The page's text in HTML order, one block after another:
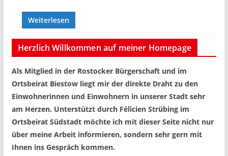
Weiterlesen
Herzlich Willkommen auf meiner Homepage
Als Mitglied in der Rostocker Bürgerschaft und im
Ortsbeirat Biestow liegt mir der direkte Draht zu den
Einwohnerinnen und Einwohnern in unserer Stadt sehr
am Herzen. Unterstützt durch Félicien Strübing im
Ortsbeirat Südstadt möchte ich mit dieser Seite nicht nur
über meine Arbeit informieren, sondern sehr gern mit
Ihnen ins Gespräch kommen.